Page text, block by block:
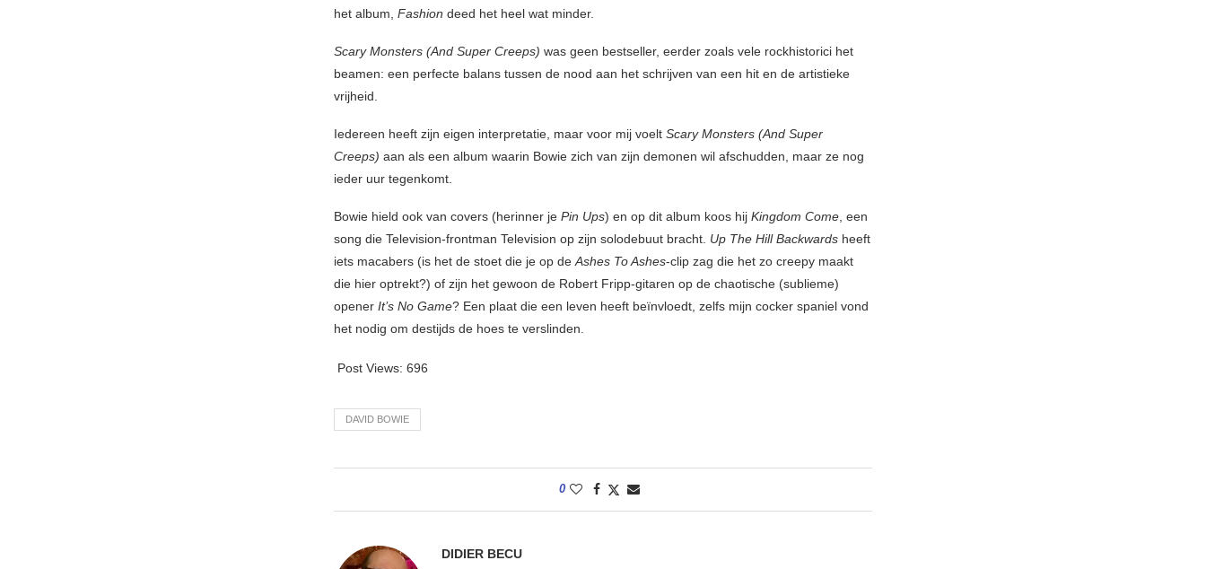
het album, Fashion deed het heel wat minder.
Scary Monsters (And Super Creeps) was geen bestseller, eerder zoals vele rockhistorici het
beamen: een perfecte balans tussen de nood aan het schrijven van een hit en de artistieke
vrijheid.
Iedereen heeft zijn eigen interpretatie, maar voor mij voelt Scary Monsters (And Super
Creeps) aan als een album waarin Bowie zich van zijn demonen wil afschudden, maar ze nog
ieder uur tegenkomt.
Bowie hield ook van covers (herinner je Pin Ups) en op dit album koos hij Kingdom Come, een
song die Television-frontman Television op zijn solodebuut bracht. Up The Hill Backwards heeft
iets macabers (is het de stoet die je op deAshes To Ashes-clip zag die het zo creepy maakt
die hier optrekt?) of zijn het gewoon de Robert Fripp-gitaren op de chaotische (sublieme)
opener It’s No Game? Een plaat die een leven heeft beïnvloedt, zelfs mijn cocker spaniel vond
het nodig om destijds de hoes te verslinden.
Post Views: 696
DAVID BOWIE
0
DIDIER BECU